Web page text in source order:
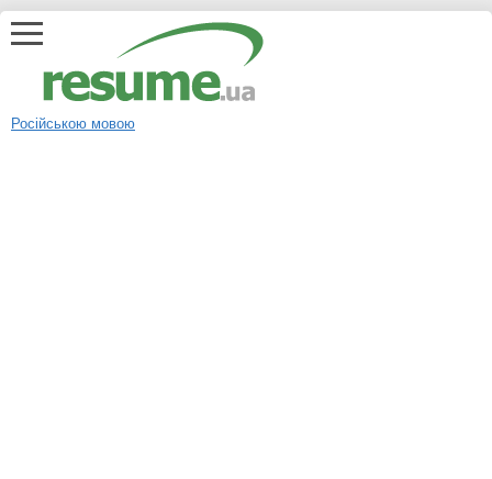
Російською мовою